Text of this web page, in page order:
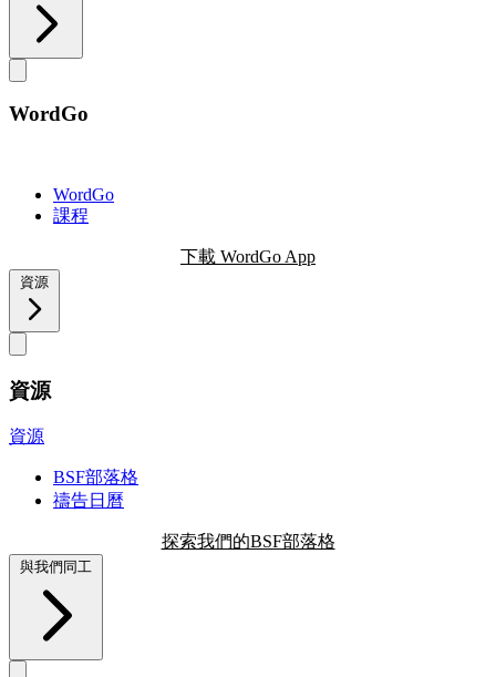
WordGo
WordGo
課程
下載 WordGo App
資源
資源
資源
BSF部落格
禱告日曆
探索我們的BSF部落格
與我們同工